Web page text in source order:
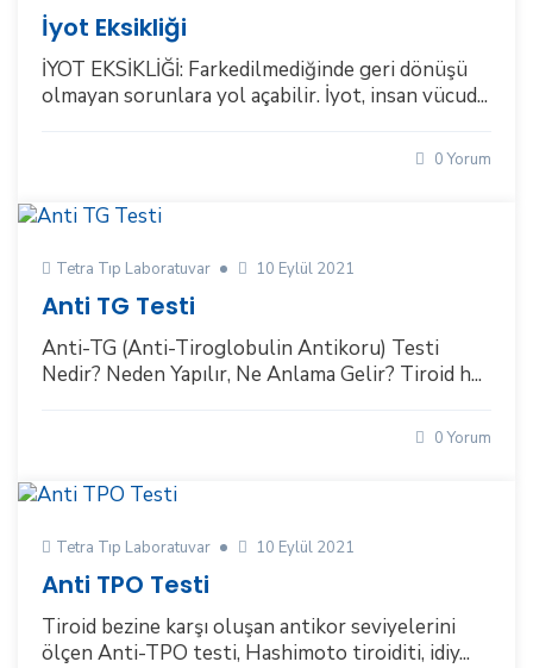
İyot Eksikliği
İYOT EKSİKLİĞİ: Farkedilmediğinde geri dönüşü
olmayan sorunlara yol açabilir. İyot, insan vücud...
0 Yorum
Tetra Tıp Laboratuvar 10 Eylül 2021
Anti TG Testi
Anti-TG (Anti-Tiroglobulin Antikoru) Testi
Nedir? Neden Yapılır, Ne Anlama Gelir? Tiroid h...
0 Yorum
Tetra Tıp Laboratuvar 10 Eylül 2021
Anti TPO Testi
Tiroid bezine karşı oluşan antikor seviyelerini
ölçen Anti-TPO testi, Hashimoto tiroiditi, idiy...